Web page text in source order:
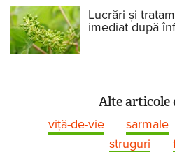
Lucrări și
imediat după
Alte articole
viță-de-vie sarmale
struguri